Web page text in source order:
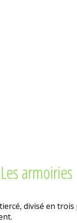
Les armoiries
divisé en trois